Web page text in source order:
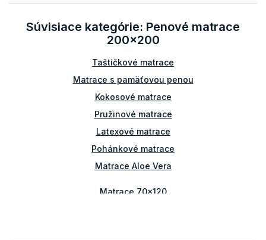
á
a
c
e
p
r
v
k
y
v
ý
p
i
u
Súvisiace kategórie: Penové matrace
200x200
Taštičkové matrace
Matrace s pamäťovou penou
Kokosové matrace
Pružinové matrace
Latexové matrace
Pohánkové matrace
Matrace Aloe Vera
Matrace 70x120